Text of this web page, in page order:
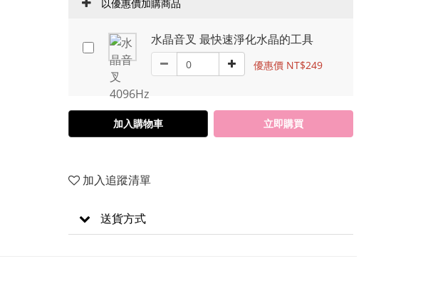
以優惠價加購商品
水晶音叉 最快速淨化水晶的工具
優惠價 NT$249
加入購物車 立即購買
加入追蹤清單
送貨方式